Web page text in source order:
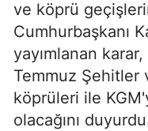
ve köprü
Cumhurbaşkanı
yayımlanan
Temmuz Şehitler
köprüleri ile
olacağını